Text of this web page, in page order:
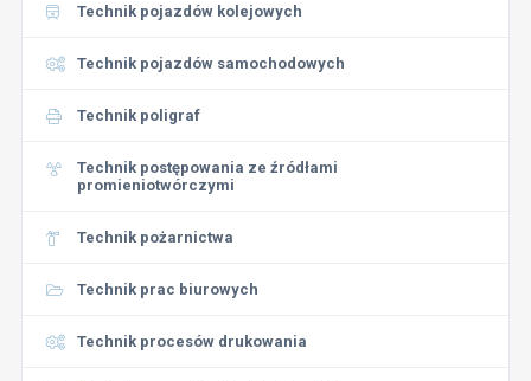
Technik pojazdów kolejowych
Technik pojazdów samochodowych
Technik poligraf
Technik postępowania ze źródłami
promieniotwórczymi
Technik pożarnictwa
Technik prac biurowych
Technik procesów drukowania